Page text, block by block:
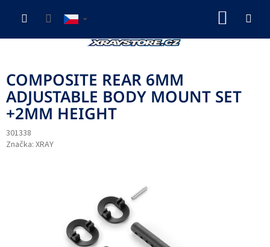
COMPOSITE REAR 6MM
ADJUSTABLE BODY MOUNT SET
+2MM HEIGHT
301338
Značka: XRAY